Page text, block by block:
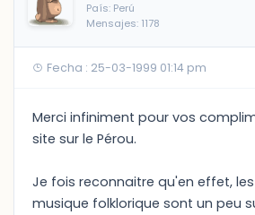
País: Perú
Mensajes: 1178
Fecha : 25-03-1999 01:14 pm
Merci infiniment pour vos
site sur le Pérou.
Je fois reconnaitre qu'en effet, les
musique folklorique sont un peu